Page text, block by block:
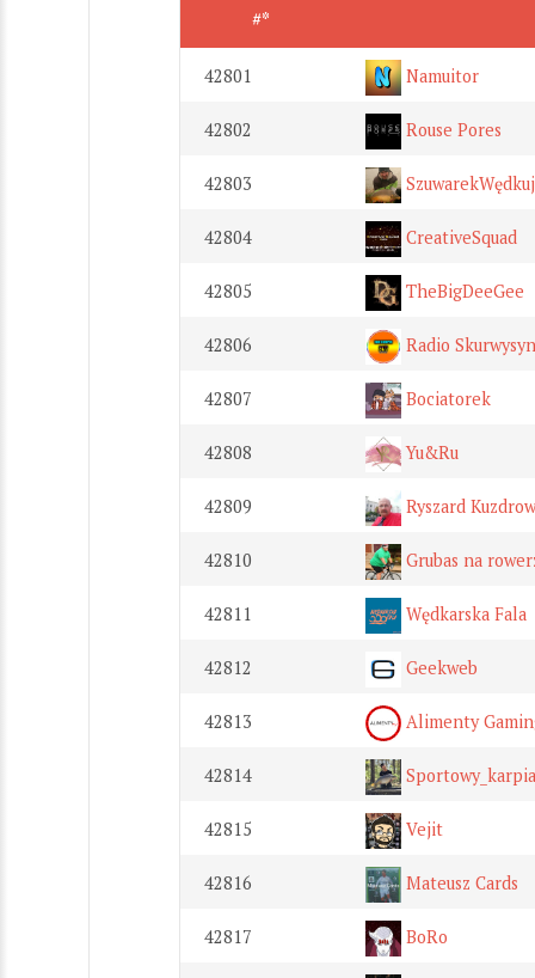
#*
42801 Namuitor
42802 Rouse Pores
42803
42804 CreativeSquad
42805 TheBigDeeGee
42806 Radio Skurwysyn
42807 Bociatorek
42808 Yu&Ru
42809 Ryszard
42810 Grubas na
42811 Wędkarska Fala
42812 Geekweb
42813 Alimenty
42814
42815 Vejit
42816 Mateusz Cards
42817 BoRo